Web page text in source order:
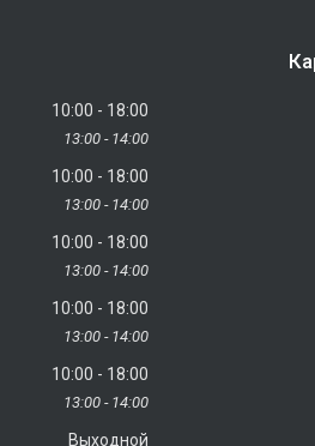
10:00 18:00
13:00 14:00
10:00 18:00
13:00 14:00
10:00 18:00
13:00 14:00
10:00 18:00
13:00 14:00
10:00 18:00
13:00 14:00
Выходной